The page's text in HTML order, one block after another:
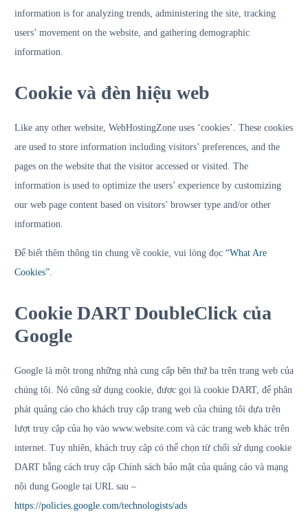
information is for analyzing trends, administering the site, tracking
users’ movement on the website, and gathering demographic
information.
Cookie và đèn hiệu web
Like any other website, WebHostingZone uses ‘cookies’. These cookies
are used to store information including visitors’ preferences, and the
pages on the website that the visitor accessed or visited. The
information is used to optimize the users’ experience by customizing
our web page content based on visitors’ browser type and/or other
information.
Để biết thêm thông tin chung về cookie, vui lòng đọc “What Are
Cookies”.
Cookie DART DoubleClick của
Google
Google là một trong những nhà cung cấp bên thứ ba trên trang web của
chúng tôi. Nó cũng sử dụng cookie, được gọi là cookie DART, để phân
phát quảng cáo cho khách truy cập trang web của chúng tôi dựa trên
lượt truy cập của họ vào www.website.com và các trang web khác trên
internet. Tuy nhiên, khách truy cập có thể chọn từ chối sử dụng cookie
DART bằng cách truy cập Chính sách bảo mật của quảng cáo và mạng
nội dung Google tại URL sau –
https://policies.google.com/technologists/ads